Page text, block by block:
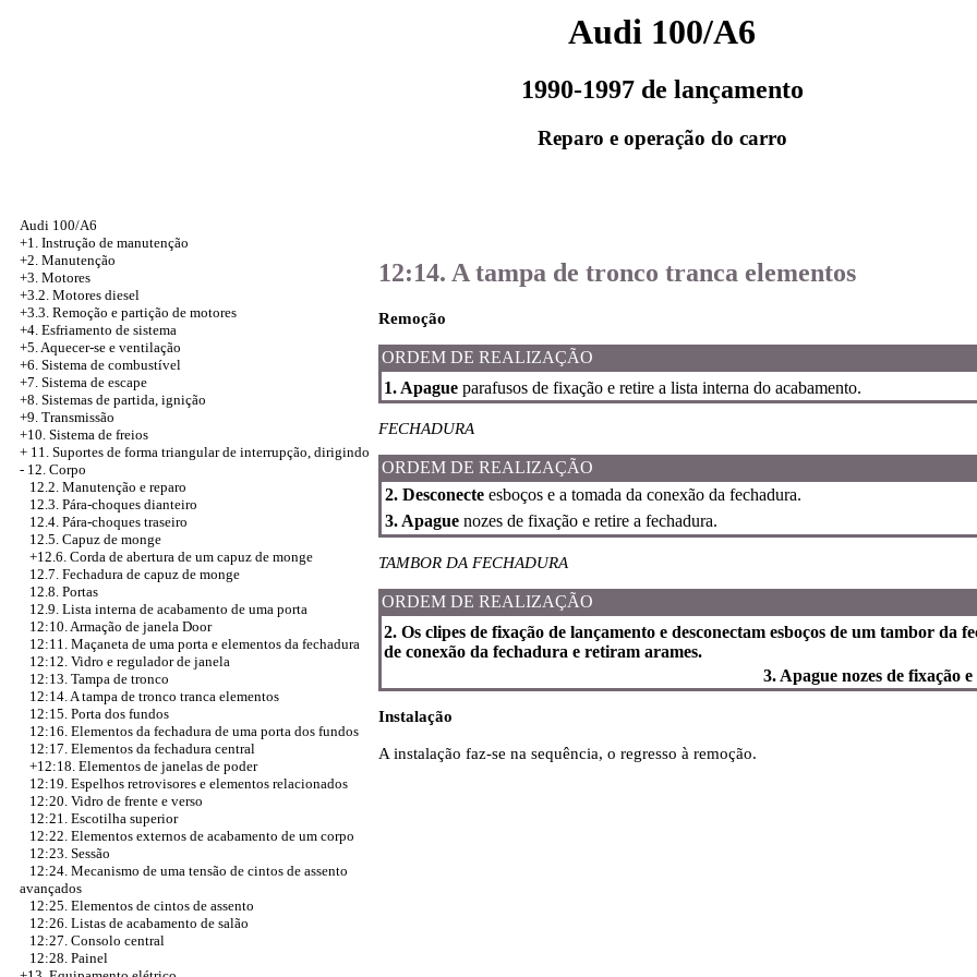
Audi 100/A6
1990-1997 de lançamento
Reparo e operação do carro
Audi 100/A6
+1. Instrução de manutenção
+2. Manutenção
+3. Motores
+3.2. Motores diesel
+3.3. Remoção e partição de motores
+4. Esfriamento de sistema
+5. Aquecer-se e ventilação
+6. Sistema de combustível
+7. Sistema de escape
+8. Sistemas de partida, ignição
+9. Transmissão
+10. Sistema de freios
+ 11. Suportes de forma triangular de interrupção, dirigindo
- 12. Corpo
12.2. Manutenção e reparo
12.3. Pára-choques dianteiro
12.4. Pára-choques traseiro
12.5. Capuz de monge
+12.6. Corda de abertura de um capuz de monge
12.7. Fechadura de capuz de monge
12.8. Portas
12.9. Lista interna de acabamento de uma porta
12:10. Armação de janela Door
12:11. Maçaneta de uma porta e elementos da fechadura
12:12. Vidro e regulador de janela
12:13. Tampa de tronco
12:14. A tampa de tronco tranca elementos
12:15. Porta dos fundos
12:16. Elementos da fechadura de uma porta dos fundos
12:17. Elementos da fechadura central
+12:18. Elementos de janelas de poder
12:19. Espelhos retrovisores e elementos relacionados
12:20. Vidro de frente e verso
12:21. Escotilha superior
12:22. Elementos externos de acabamento de um corpo
12:23. Sessão
12:24. Mecanismo de uma tensão de cintos de assento
avançados
12:25. Elementos de cintos de assento
12:26. Listas de acabamento de salão
12:27. Consolo central
12:28. Painel
12:14. A tampa de tronco tranca elementos
Remoção
ORDEM DE REALIZAÇÃO
1. Apague parafusos de fixação e retire a lista interna do acabamento.
FECHADURA
ORDEM DE REALIZAÇÃO
2. Desconecte esboços e a tomada da conexão da fechadura.
3. Apague nozes de fixação e retire a fechadura.
TAMBOR DA FECHADURA
ORDEM DE REALIZAÇÃO
2. Os clipes de fixação de lançamento e desconectam esboços de um tambor da
de conexão da fechadura e retiram arames.
3. Apague nozes de fixação
Instalação
A instalação faz-se na sequência, o regresso à remoção.